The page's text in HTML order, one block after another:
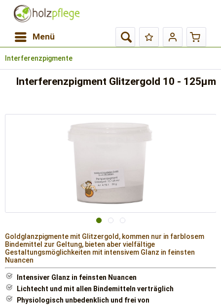
Menü
Interferenzpigmente
Interferenzpigment Glitzergold 10 - 125µm
Goldglanzpigmente mit Glitzergold, kommen nur in farblosem
Bindemittel zur Geltung, bieten aber vielfältige
Gestaltungsmöglichkeiten mit intensivem Glanz in feinsten
Nuancen
Intensiver Glanz in feinsten Nuancen
Lichtecht und mit allen Bindemitteln verträglich
Physiologisch unbedenklich und frei von